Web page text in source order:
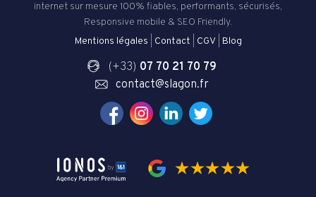
internet sur mesure 100% fiables, performants, sécurisés,
Responsive mobile & SEO Friendly.
Mentions légales
Contact CGV| Blog
(+33) 07 70 21 70 79
contact@slagon.fr